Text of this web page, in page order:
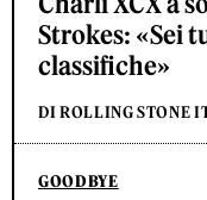
Strokes: «Sei
classifiche»
DI ROLLING STONE
GOODBYE